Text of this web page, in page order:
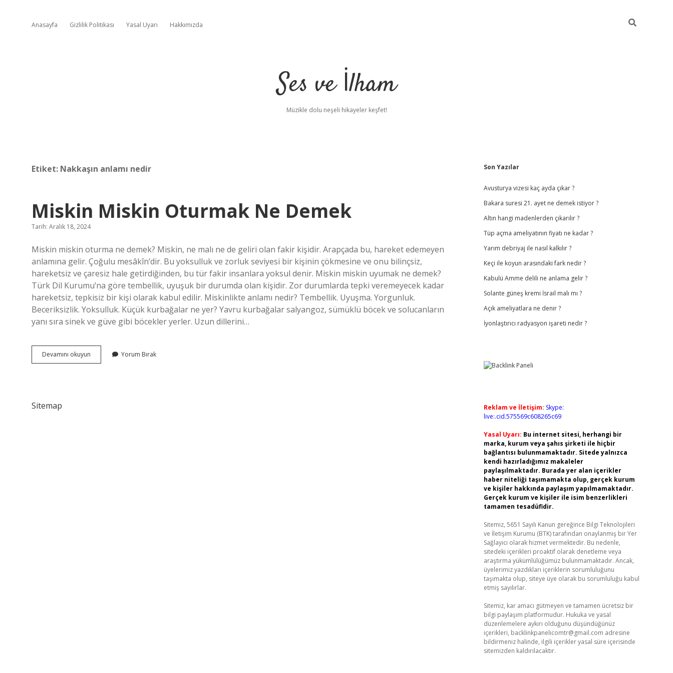
Anasayfa Gizlilik Politikası Yasal Uyarı Hakkımızda
Ses ve İlham
Müzikle dolu neşeli hikayeler keşfet!
Etiket: Nakkaşın anlamı nedir
Miskin Miskin Oturmak Ne Demek
Tarih: Aralık 18, 2024
Miskin miskin oturma ne demek? Miskin, ne malı ne de geliri olan fakir kişidir. Arapçada bu, hareket edemeyen
anlamına gelir. Çoğulu mesâkîn’dir. Bu yoksulluk ve zorluk seviyesi bir kişinin çökmesine ve onu bilinçsiz,
hareketsiz ve çaresiz hale getirdiğinden, bu tür fakir insanlara yoksul denir. Miskin miskin uyumak ne demek?
Türk Dil Kurumu’na göre tembellik, uyuşuk bir durumda olan kişidir. Zor durumlarda tepki veremeyecek kadar
hareketsiz, tepkisiz bir kişi olarak kabul edilir. Miskinlikte anlamı nedir? Tembellik. Uyuşma. Yorgunluk.
Beceriksizlik. Yoksulluk. Küçük kurbağalar ne yer? Yavru kurbağalar salyangoz, sümüklü böcek ve solucanların
yanı sıra sinek ve güve gibi böcekler yerler. Uzun dillerini…
Devamını okuyun
Miskin
Yorum Bırak
Sitemap
Sidebar
Son Yazılar
Avusturya vizesi kaç ayda çıkar ?
Bakara suresi 21. ayet ne demek istiyor ?
Altın hangi madenlerden çıkarılır ?
Tüp açma ameliyatının fiyatı ne kadar ?
Yarım debriyaj ile nasıl kalkılır ?
Keçi ile koyun arasındaki fark nedir ?
Kabulü Amme delili ne anlama gelir ?
Solante güneş kremi İsrail malı mı ?
Açık ameliyatlara ne denir ?
İyonlaştırıcı radyasyon işareti nedir ?
Reklam ve İletişim: Skype:
live:.cid.575569c608265c69
Yasal Uyarı: Bu internet sitesi, herhangi bir
marka, kurum veya şahıs şirketi ile hiçbir
bağlantısı bulunmamaktadır. Sitede yalnızca
kendi hazırladığımız makaleler
paylaşılmaktadır. Burada yer alan içerikler
haber niteliği taşımamakta olup, gerçek kurum
ve kişiler hakkında paylaşım yapılmamaktadır.
Gerçek kurum ve kişiler ile isim benzerlikleri
tamamen tesadüfidir.
Sitemiz, 5651 Sayılı Kanun gereğince Bilgi Teknolojileri
ve İletişim Kurumu (BTK) tarafından onaylanmış bir Yer
Sağlayıcı olarak hizmet vermektedir. Bu nedenle,
sitedeki içerikleri proaktif olarak denetleme veya
araştırma yükümlülüğümüz bulunmamaktadır. Ancak,
üyelerimiz yazdıkları içeriklerin sorumluluğunu
taşımakta olup, siteye üye olarak bu sorumluluğu kabul
etmiş sayılırlar.
Sitemiz, kar amacı gütmeyen ve tamamen ücretsiz bir
bilgi paylaşım platformudur. Hukuka ve yasal
düzenlemelere aykırı olduğunu düşündüğünüz
içerikleri, backlinkpanelicomtr@gmail.com adresine
bildirmeniz halinde, ilgili içerikler yasal süre içerisinde
sitemizden kaldırılacaktır.